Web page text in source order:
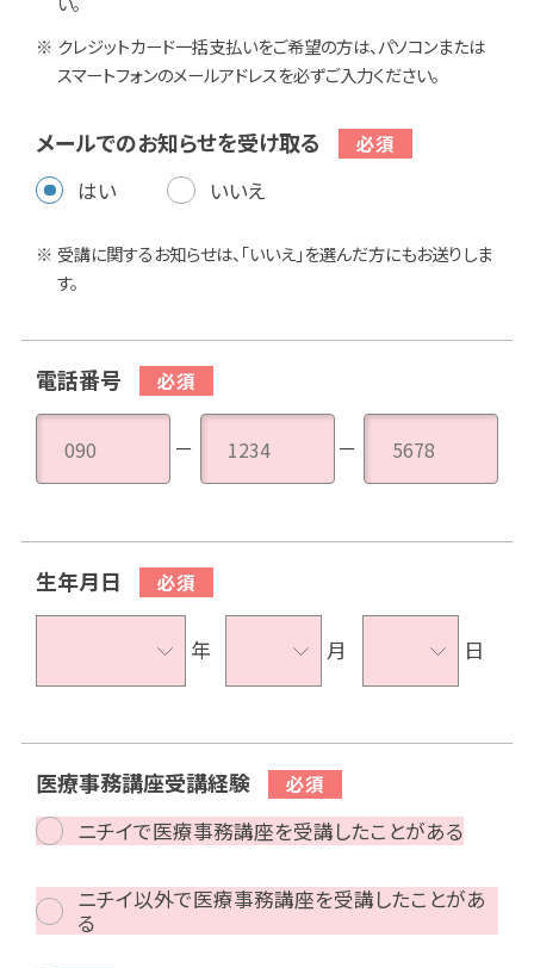
クレジットカード一括支払いをご希望の方は、パソコンまたは
スマートフォンのメールアドレスを必ずご入力ください。
メールでのお知らせを受け取る
はい いいえ
受講に関するお知らせは、「いいえ」を選んだ方にもお送りしま
す。
電話番号
－ －
生年月日
年 月 日
医療事務講座受講経験
ニチイで医療事務講座を受講したことがある
ニチイ以外で医療事務講座を受講したことがあ
る